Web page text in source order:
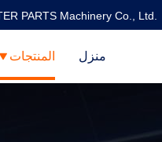
PARTS Machinery Co., Ltd.
منزل المنتجات